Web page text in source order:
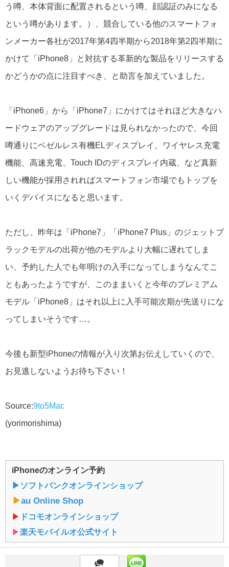
う噂、本体背面に配置されるという噂、顔認証のみになる
という噂があります。）、競合している他のスマートフォ
ンメーカー各社が2017年第4四半期から2018年第2四半期に
かけて「iPhone8」と対抗する革新的な製品をリリースする
かどうかの点に注目すべき、と助言を加えていました。
「iPhone6」から「iPhone7」にかけてはそれほど大きなハ
ードウェアのアップグレードは見られなかったので、今回
噂通りにベゼルレス有機ELディスプレイ、ワイヤレス充電
機能、高速充電、Touch IDのディスプレイ内蔵、など真新
しい機能が採用されればスマートフォン市場でもトップを
いくデバイスになると思います。
ただし、昨年は「iPhone7」「iPhone7 Plus」のジェットブ
ラックモデルの出荷が他のモデルより大幅に遅れてしま
い、予約した人でも年明けの入手になってしまうなんてこ
ともあったようですが、このままいくと今年のプレミアム
モデル「iPhone8」はそれ以上に入手可能次期が先送りにな
ってしまいそうです…。
今後も新型iPhoneの情報が入り次第お伝えしていくので、
お見逃しないようお待ち下さい！
Source:9to5Mac
(yorimorishima)
iPhoneのオンライン予約
▶︎ソフトバンクオンラインショップ
▶︎au Online Shop
▶︎ ドコモオンラインショップ
▶︎楽天モバイルオ公式サイト